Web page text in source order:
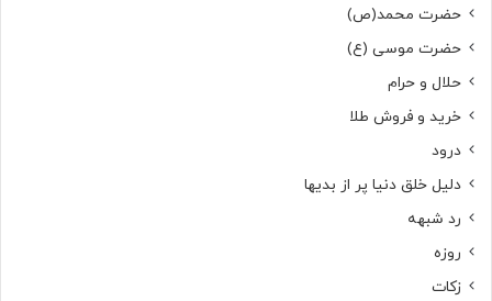
حضرت محمد(ص)
حضرت موسی (ع)
حلال و حرام
خرید و فروش طلا
درود
دلیل خلق دنیا پر از بدیها
رد شبهه
روزه
زکات